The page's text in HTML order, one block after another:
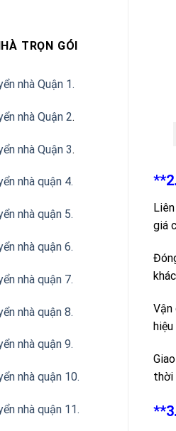
TRỌN GÓI
nhà Quận 1.
nhà Quận 2.
nhà Quận 3.
nhà quận 4.
nhà quận 5.
nhà quận 6.
nhà quận 7.
nhà quận 8.
nhà quận 9.
nhà quận 10.
nhà quận 11.
giá
Vận
hiệu
thời